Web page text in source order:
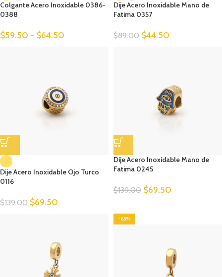
Colgante Acero Inoxidable 0386-
0388
$59.50 - $64.50
Dije Acero Inoxidable Mano de
Fatima 0357
$89.00 $44.50
Dije Acero Inoxidable Ojo Turco
0116
$139.00 $69.50
Dije Acero Inoxidable Mano de
Fatima 0245
$139.00 $69.50
-65%